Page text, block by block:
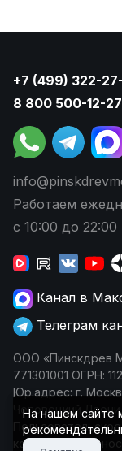
+7 (499) 322-
8 800 500-12-27
Работаем
с 10:00 до 22:00
Канал в
Телеграм
ООО «Пинскдрев
771301001 ОГРН:
Юр.адрес: г.
Чеповецкий
На нашем сайте